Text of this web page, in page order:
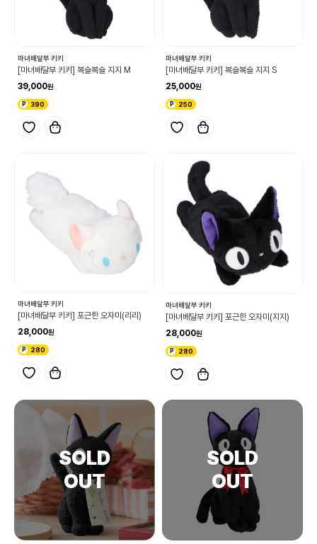
마녀배달부 키키
[마녀배달부 키키] 복슬복슬 지지 M
39,000
390
마녀배달부 키키
[마녀배달부 키키] 복슬복슬 지지 S
25,000
250
마녀배달부 키키
[마녀배달부 키키] 포근한 오자미(리리)
28,000
280
마녀배달부 키키
[마녀배달부 키키] 포근한 오자미(지지)
28,000
280